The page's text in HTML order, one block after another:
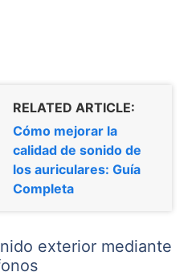
RELATED ARTICLE:
Cómo mejorar la
calidad de sonido de
los auriculares: Guía
Completa
exterior mediante